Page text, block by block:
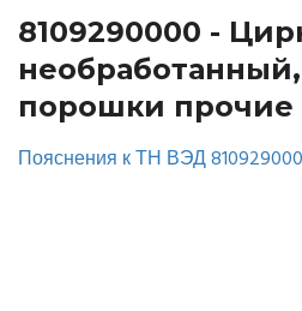
8109290000 -
порошки прочие
Пояснения к ТН ВЭД